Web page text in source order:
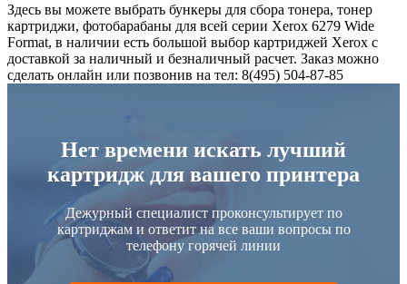
Здесь вы можете выбрать бункеры для сбора тонера, тонер
картриджи, фотобарабаны для всей серии Xerox 6279 Wide
Format, в наличии есть большой выбор картриджей Xerox с
доставкой за наличный и безналичный расчет. Заказ можно
сделать онлайн или позвонив на тел: 8(495) 504-87-85
Нет времени искать лучший
картридж для вашего принтера
Дежурный специалист проконсультирует по
картриджам и ответит на все ваши вопросы по
телефону горячей линии